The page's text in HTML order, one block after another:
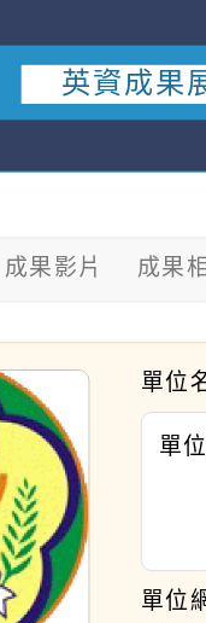
英資成果
成果影片 成果
單位
單
單位